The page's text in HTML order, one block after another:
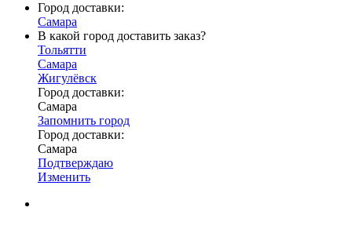
Город доставки:
Самара
В какой город доставить заказ?
Тольятти
Самара
Жигулёвск
Город доставки:
Самара
Запомнить город
Город доставки:
Самара
Подтверждаю
Изменить